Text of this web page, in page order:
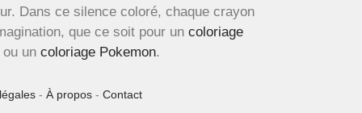
Dans ce silence coloré, chaque crayon
que ce soit pour un coloriage
ou un coloriage Pokemon.
- À propos - Contact